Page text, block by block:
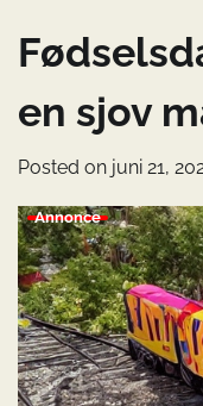
en sjov
Posted on juni 21,
Annonce